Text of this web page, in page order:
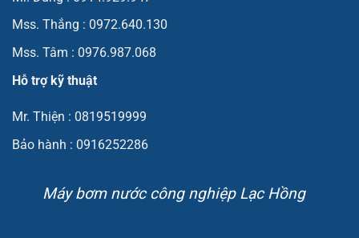
Mss. Thắng : 0972.640.130
Mss. Tâm : 0976.987.068
Hỗ trợ kỹ thuật
Mr. Thiện : 0819519999
Bảo hành : 0916252286
Máy bơm nước công nghiệp Lạc Hồng